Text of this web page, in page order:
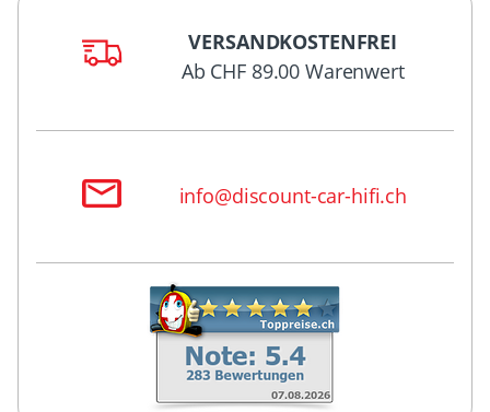
VERSANDKOSTENFREI
Ab CHF 89.00 Warenwert
info@discount-car-hifi.ch